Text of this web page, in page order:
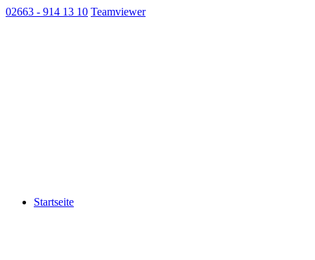
02663 - 914 13 10 Teamviewer
Startseite